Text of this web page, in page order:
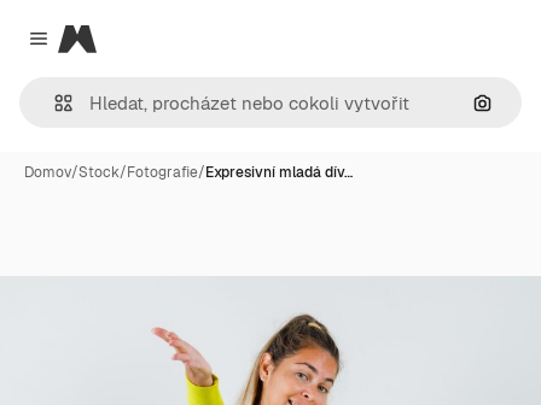
Close menu
Magnific
Hledat
Domov/Stock/Fotografie/Expresivní mladá dív…